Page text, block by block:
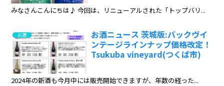
の試飲レポ
みなさんこんにちは♪ 今回は、リニューアルされた「トップバリ...
お酒
お酒ニュース 茨城版:バックヴイ
ンテージラインナップ価格改定！
Tsukuba vineyard(つくば市)
2024年の新酒も今月中には販売開始できますが、年数の経った...